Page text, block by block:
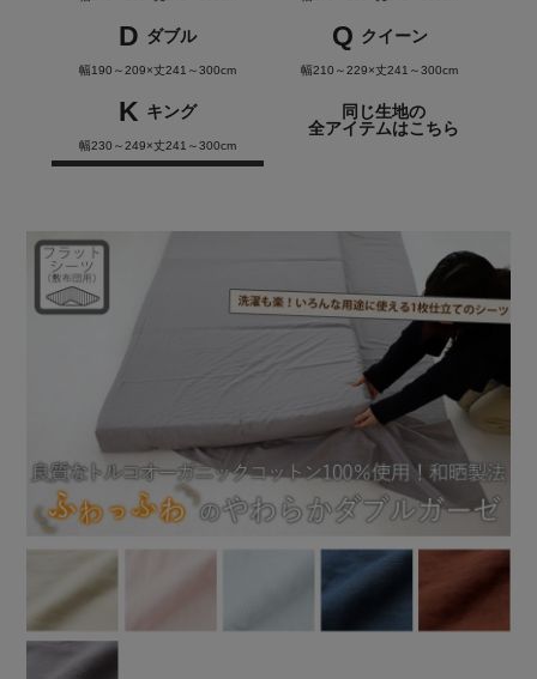
D ダブル
幅190～209×丈241～300cm
Q クイーン
幅210～229×丈241～300cm
K キング
幅230～249×丈241～300cm
同じ生地の
全アイテムはこちら